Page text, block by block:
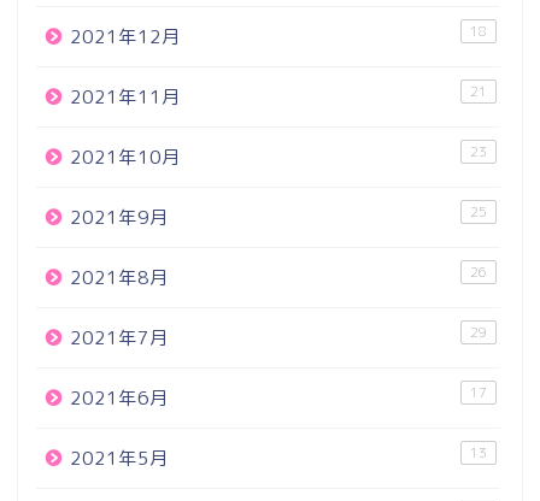
2021年12月 18
2021年11月 21
2021年10月 23
2021年9月 25
2021年8月 26
2021年7月 29
2021年6月 17
2021年5月 13